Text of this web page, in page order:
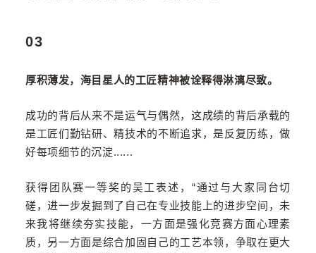
03
厚积薄发，海目星人的工匠精神被诠释得淋漓尽致。
成功的背后从来不是运气与偶然，这成绩的背后承载的
是工匠们勤钻研、精技术的不断追求，是反复历练，做
好每项细节的沉淀......
获得团队赛一等奖的吴工表述，“通过与大家同台切
磋，进一步发掘到了自己在专业技能上的进步空间，未
来我将继续夯实技能，一方面是强化竞赛方面心理素
质，另一方面是综合加固自己的工艺本领，争取在更大